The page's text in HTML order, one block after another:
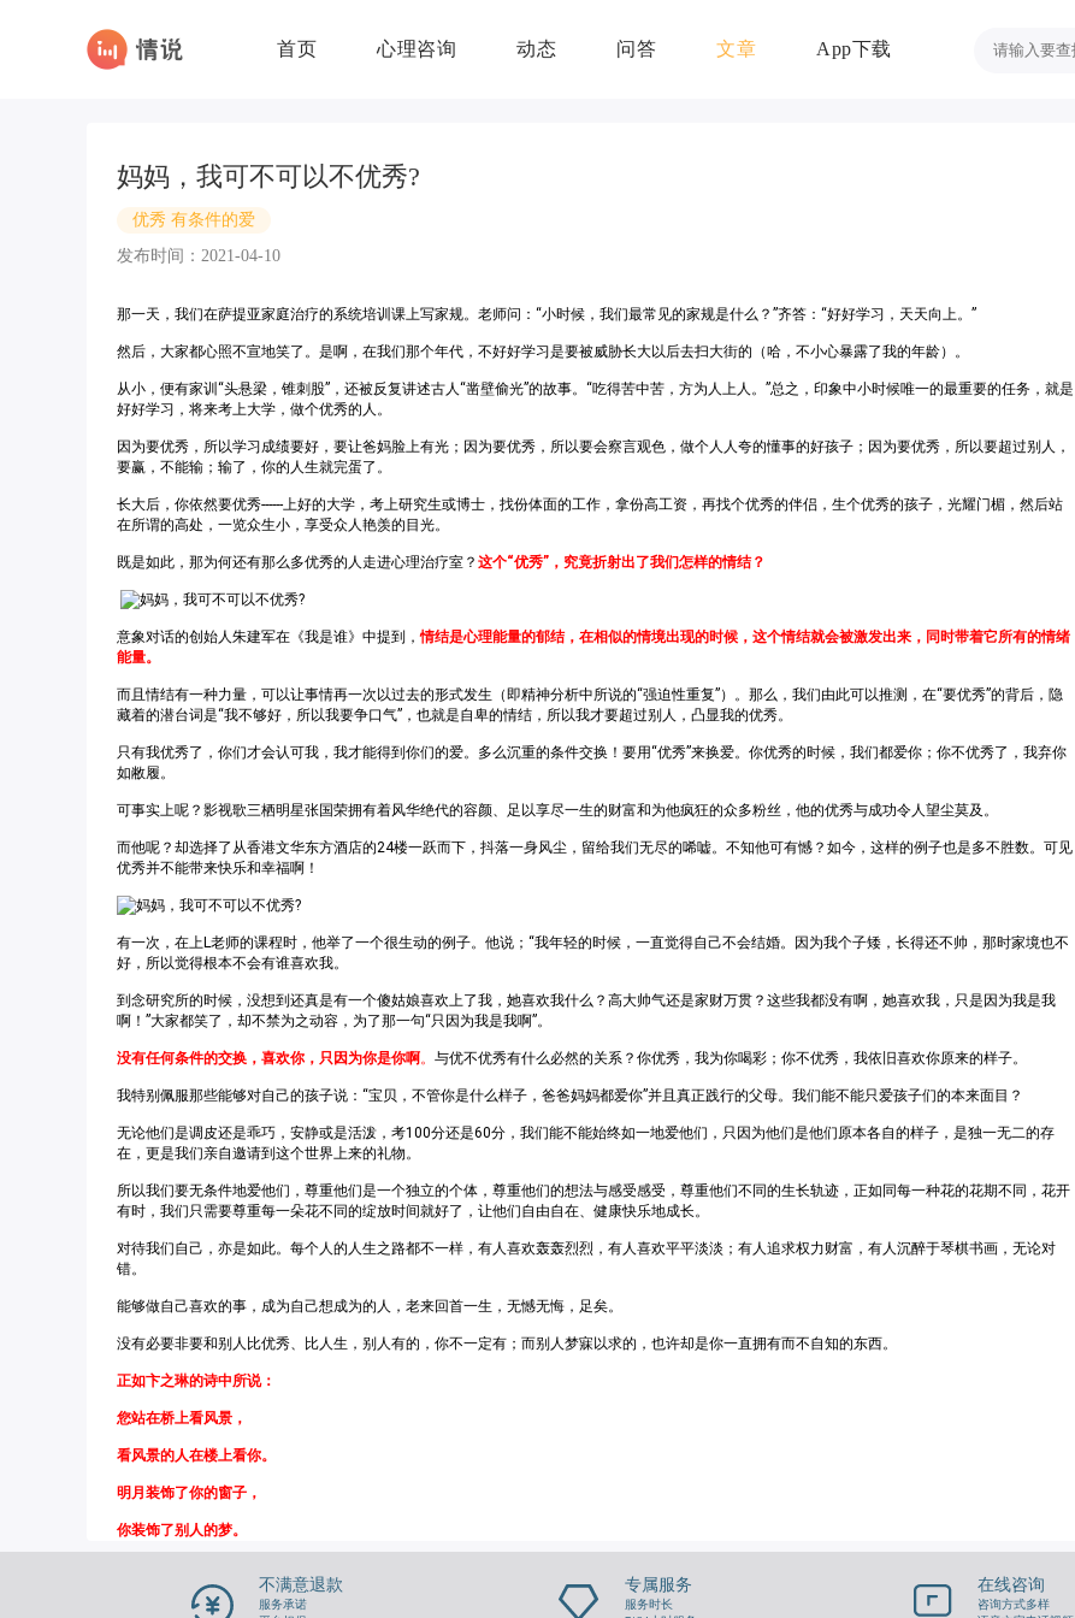
首页 心理咨询 动态 问答 文章 App下载
妈妈，我可不可以不优秀?
优秀 有条件的爱
发布时间：2021-04-10
那一天，我们在萨提亚家庭治疗的系统培训课上写家规。老师问：“小时候，我们最常见的家规是什么？”齐答：“好好学习，天天向上。”
然后，大家都心照不宣地笑了。是啊，在我们那个年代，不好好学习是要被威胁长大以后去扫大街的（哈，不小心暴露了我的年龄）。
从小，便有家训“头悬梁，锥刺股”，还被反复讲述古人“凿壁偷光”的故事。“吃得苦中苦，方为人上人。”总之，印象中小时候唯一的最重要的任务，就是
好好学习，将来考上大学，做个优秀的人。
因为要优秀，所以学习成绩要好，要让爸妈脸上有光；因为要优秀，所以要会察言观色，做个人人夸的懂事的好孩子；因为要优秀，所以要超过别人，
要赢，不能输；输了，你的人生就完蛋了。
长大后，你依然要优秀------上好的大学，考上研究生或博士，找份体面的工作，拿份高工资，再找个优秀的伴侣，生个优秀的孩子，光耀门楣，然后站
在所谓的高处，一览众生小，享受众人艳羡的目光。
既是如此，那为何还有那么多优秀的人走进心理治疗室？ 这个“优秀”，究竟折射出了我们怎样的情结？
意象对话的创始人朱建军在《我是谁》中提到，情结是心理能量的郁结，在相似的情境出现的时候，这个情结就会被激发出来，同时带着它所有的情绪
能量。
而且情结有一种力量，可以让事情再一次以过去的形式发生（即精神分析中所说的“强迫性重复”）。那么，我们由此可以推测，在“要优秀”的背后，隐
藏着的潜台词是“我不够好，所以我要争口气”，也就是自卑的情结，所以我才要超过别人，凸显我的优秀。
只有我优秀了，你们才会认可我，我才能得到你们的爱。多么沉重的条件交换！要用“优秀”来换爱。你优秀的时候，我们都爱你；你不优秀了，我弃你
如敝履。
可事实上呢？影视歌三栖明星张国荣拥有着风华绝代的容颜、足以享尽一生的财富和为他疯狂的众多粉丝，他的优秀与成功令人望尘莫及。
而他呢？却选择了从香港文华东方酒店的24楼一跃而下，抖落一身风尘，留给我们无尽的唏嘘。不知他可有憾？如今，这样的例子也是多不胜数。可见
优秀并不能带来快乐和幸福啊！
有一次，在上L老师的课程时，他举了一个很生动的例子。他说；“我年轻的时候，一直觉得自己不会结婚。因为我个子矮，长得还不帅，那时家境也不
好，所以觉得根本不会有谁喜欢我。
到念研究所的时候，没想到还真是有一个傻姑娘喜欢上了我，她喜欢我什么？高大帅气还是家财万贯？这些我都没有啊，她喜欢我，只是因为我是我
啊！”大家都笑了，却不禁为之动容，为了那一句“只因为我是我啊”。
没有任何条件的交换，喜欢你，只因为你是你啊。 与优不优秀有什么必然的关系？你优秀，我为你喝彩；你不优秀，我依旧喜欢你原来的样子。
我特别佩服那些能够对自己的孩子说：“宝贝，不管你是什么样子，爸爸妈妈都爱你”并且真正践行的父母。我们能不能只爱孩子们的本来面目？
无论他们是调皮还是乖巧，安静或是活泼，考100分还是60分，我们能不能始终如一地爱他们，只因为他们是他们原本各自的样子，是独一无二的存
在，更是我们亲自邀请到这个世界上来的礼物。
所以我们要无条件地爱他们，尊重他们是一个独立的个体，尊重他们的想法与感受感受，尊重他们不同的生长轨迹，正如同每一种花的花期不同，花开
有时，我们只需要尊重每一朵花不同的绽放时间就好了，让他们自由自在、健康快乐地成长。
对待我们自己，亦是如此。每个人的人生之路都不一样，有人喜欢轰轰烈烈，有人喜欢平平淡淡；有人追求权力财富，有人沉醉于琴棋书画，无论对
错。
能够做自己喜欢的事，成为自己想成为的人，老来回首一生，无憾无悔，足矣。
没有必要非要和别人比优秀、比人生，别人有的，你不一定有；而别人梦寐以求的，也许却是你一直拥有而不自知的东西。
正如卞之琳的诗中所说：
您站在桥上看风景，
看风景的人在楼上看你。
明月装饰了你的窗子，
你装饰了别人的梦。
不满意退款
服务承诺
专属服务
服务时长
在线咨询
咨询方式多样